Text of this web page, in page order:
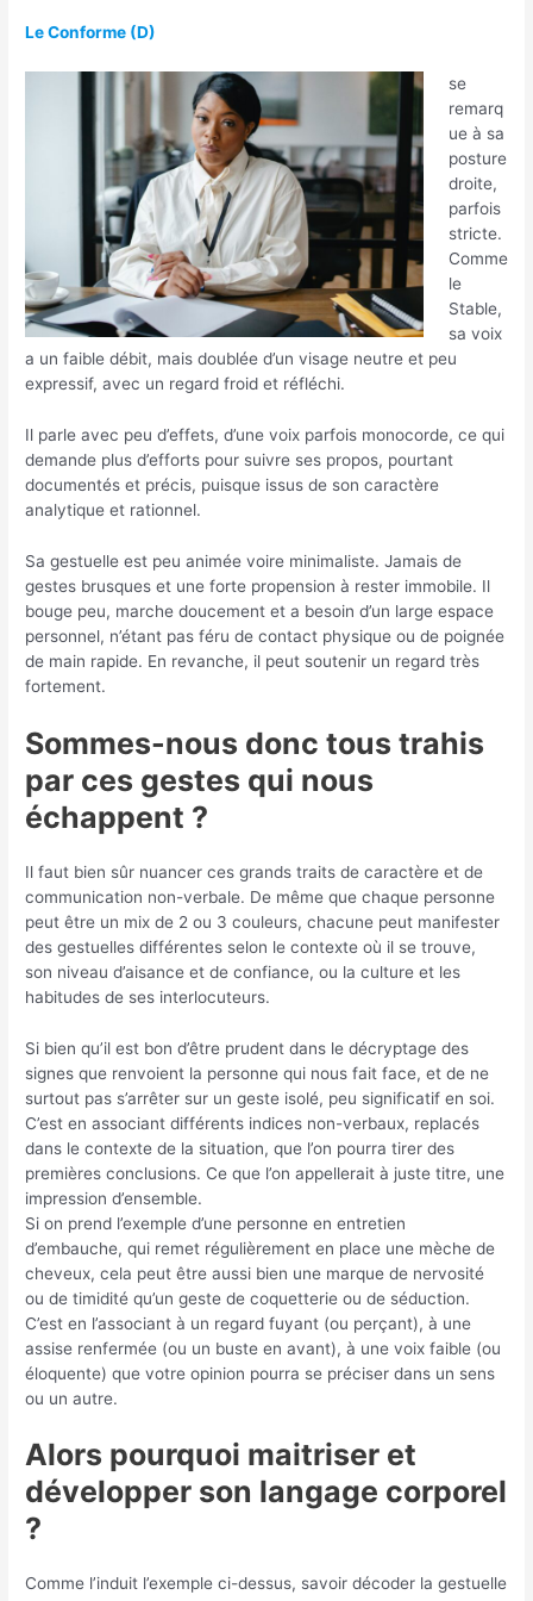
Le Conforme (D)
se
remarq
ue à sa
posture
droite,
parfois
stricte.
Comme
le
Stable,
sa voix
a un faible débit, mais doublée d’un visage neutre et peu
expressif, avec un regard froid et réfléchi.
Il parle avec peu d’effets, d’une voix parfois monocorde, ce qui
demande plus d’efforts pour suivre ses propos, pourtant
documentés et précis, puisque issus de son caractère
analytique et rationnel.
Sa gestuelle est peu animée voire minimaliste. Jamais de
gestes brusques et une forte propension à rester immobile. Il
bouge peu, marche doucement et a besoin d’un large espace
personnel, n’étant pas féru de contact physique ou de poignée
de main rapide. En revanche, il peut soutenir un regard très
fortement.
Sommes-nous donc tous trahis
par ces gestes qui nous
échappent ?
Il faut bien sûr nuancer ces grands traits de caractère et de
communication non-verbale. De même que chaque personne
peut être un mix de 2 ou 3 couleurs, chacune peut manifester
des gestuelles différentes selon le contexte où il se trouve,
son niveau d’aisance et de confiance, ou la culture et les
habitudes de ses interlocuteurs.
Si bien qu’il est bon d’être prudent dans le décryptage des
signes que renvoient la personne qui nous fait face, et de ne
surtout pas s’arrêter sur un geste isolé, peu significatif en soi.
C’est en associant différents indices non-verbaux, replacés
dans le contexte de la situation, que l’on pourra tirer des
premières conclusions. Ce que l’on appellerait à juste titre, une
impression d’ensemble.
Si on prend l’exemple d’une personne en entretien
d’embauche, qui remet régulièrement en place une mèche de
cheveux, cela peut être aussi bien une marque de nervosité
ou de timidité qu’un geste de coquetterie ou de séduction.
C’est en l’associant à un regard fuyant (ou perçant), à une
assise renfermée (ou un buste en avant), à une voix faible (ou
éloquente) que votre opinion pourra se préciser dans un sens
ou un autre.
Alors pourquoi maitriser et
développer son langage corporel
?
Comme l’induit l’exemple ci-dessus, savoir décoder la gestuelle